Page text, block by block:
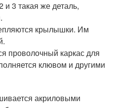
и 3 такая же деталь,
крылышки. Им
проволочный каркас для
клювом и другими
акриловыми